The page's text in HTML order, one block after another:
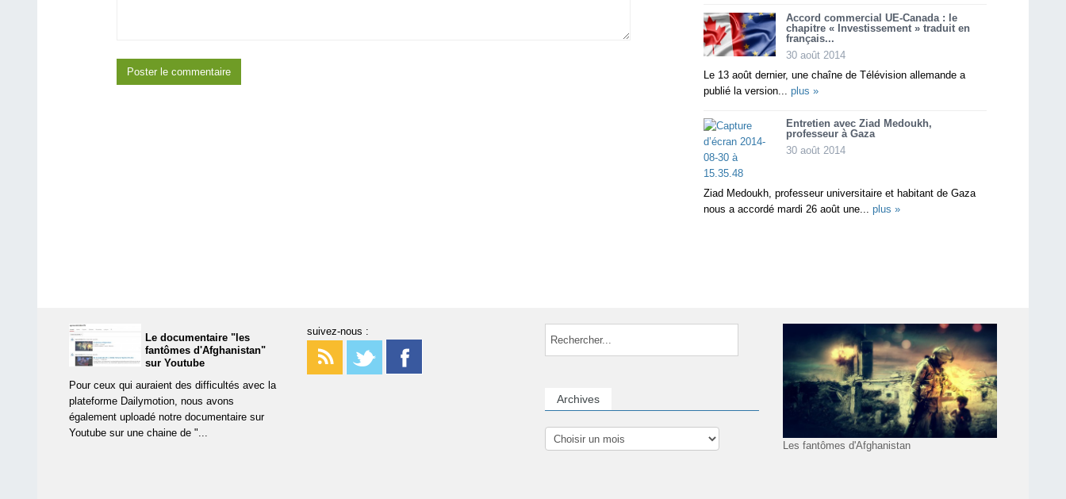
Accord commercial UE-Canada : le
chapitre « Investissement » traduit en
français...
30 août 2014
Le 13 août dernier, une chaîne de Télévision allemande a
publié la version... plus »
Entretien avec Ziad Medoukh,
professeur à Gaza
30 août 2014
Ziad Medoukh, professeur universitaire et habitant de Gaza
nous a accordé mardi 26 août une... plus »
Le documentaire "les
fantômes d'Afghanistan"
sur Youtube
Pour ceux qui auraient des difficultés avec la
plateforme Dailymotion, nous avons
également uploadé notre documentaire sur
Youtube sur une chaine de "...
suivez-nous :
Archives
Les fantômes d'Afghanistan